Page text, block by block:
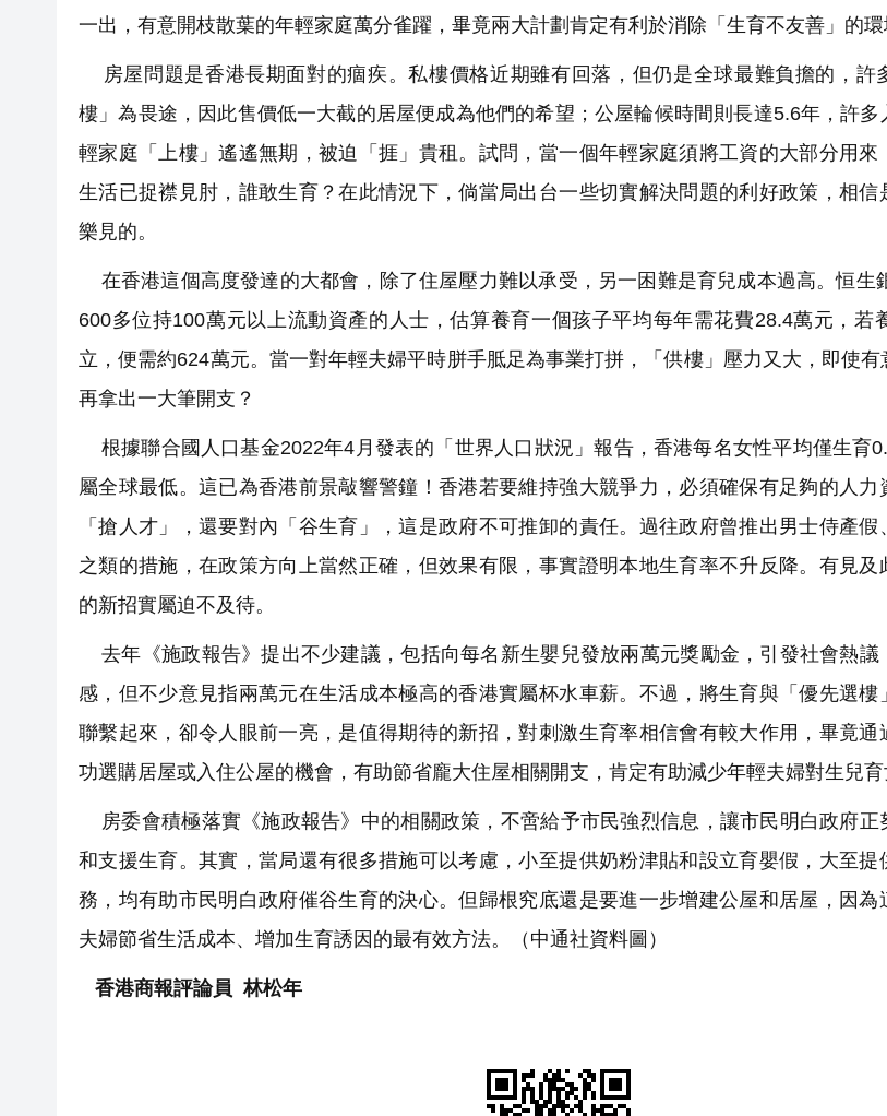
一出，有意開枝散葉的年輕家庭萬分雀躍，畢竟兩大計劃肯定有利於消除「生育不友善」的環
房屋問題是香港長期面對的痼疾。私樓價格近期雖有回落，但仍是全球最難負擔的，許
樓」為畏途，因此售價低一大截的居屋便成為他們的希望；公屋輪候時間則長達5.6年，許
輕家庭「上樓」遙遙無期，被迫「捱」貴租。試問，當一個年輕家庭須將工資的大部分用來
生活已捉襟見肘，誰敢生育？在此情況下，倘當局出台一些切實解決問題的利好政策，相信
樂見的。
在香港這個高度發達的大都會，除了住屋壓力難以承受，另一困難是育兒成本過高。恒生
600多位持100萬元以上流動資產的人士，估算養育一個孩子平均每年需花費28.4萬元，若
立，便需約624萬元。當一對年輕夫婦平時胼手胝足為事業打拼，「供樓」壓力又大，即使有
再拿出一大筆開支？
根據聯合國人口基金2022年4月發表的「世界人口狀況」報告，香港每名女性平均僅生育
屬全球最低。這已為香港前景敲響警鐘！香港若要維持強大競爭力，必須確保有足夠的人力
「搶人才」，還要對內「谷生育」，這是政府不可推卸的責任。過往政府曾推出男士侍產
之類的措施，在政策方向上當然正確，但效果有限，事實證明本地生育率不升反降。有見及
的新招實屬迫不及待。
去年《施政報告》提出不少建議，包括向每名新生嬰兒發放兩萬元獎勵金，引發社會熱議
感，但不少意見指兩萬元在生活成本極高的香港實屬杯水車薪。不過，將生育與「優先選樓
聯繫起來，卻令人眼前一亮，是值得期待的新招，對刺激生育率相信會有較大作用，畢竟通
功選購居屋或入住公屋的機會，有助節省龐大住屋相關開支，肯定有助減少年輕夫婦對生兒育
房委會積極落實《施政報告》中的相關政策，不啻給予市民強烈信息，讓市民明白政府正
和支援生育。其實，當局還有很多措施可以考慮，小至提供奶粉津貼和設立育嬰假，大至提
務，均有助市民明白政府催谷生育的決心。但歸根究底還是要進一步增建公屋和居屋，因為
夫婦節省生活成本、增加生育誘因的最有效方法。（中通社資料圖）
香港商報評論員 林松年